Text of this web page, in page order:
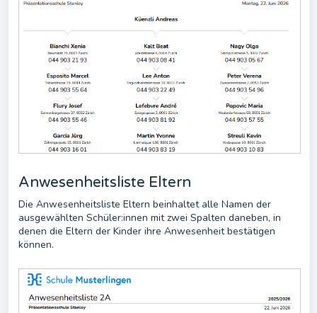
Anwesenheitsliste Eltern
Die Anwesenheitsliste Eltern beinhaltet alle Namen der
ausgewählten Schüler:innen mit zwei Spalten daneben, in
denen die Eltern der Kinder ihre Anwesenheit bestätigen
können.